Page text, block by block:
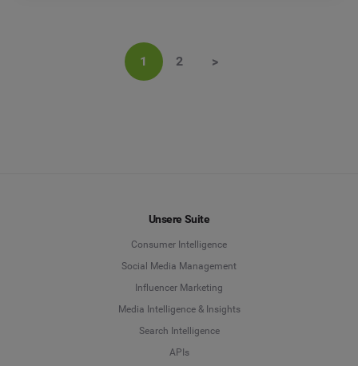
1 2 >
Unsere Suite
Consumer Intelligence
Social Media Management
Influencer Marketing
Media Intelligence & Insights
Search Intelligence
APIs